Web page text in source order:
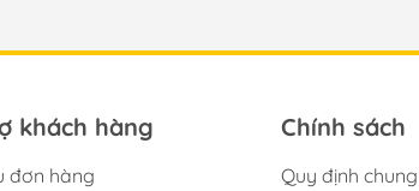
khách hàng
đơn hàng
Chính sách
Quy định chung